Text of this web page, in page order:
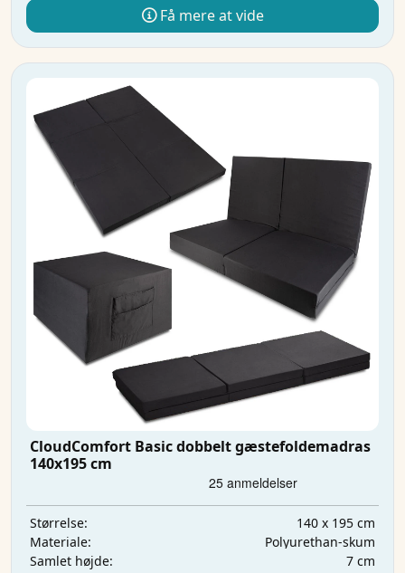
Få mere at vide
CloudComfort Basic dobbelt gæstefoldemadras
140x195 cm
Størrelse:
140 x 195 cm
Materiale:
Polyurethan-skum
Samlet højde:
7 cm